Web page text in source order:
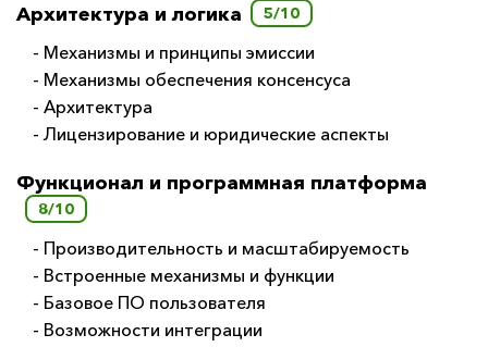
Архитектура и логика 5/10
- Механизмы и принципы эмиссии
- Механизмы обеспечения консенсуса
- Архитектура
- Лицензирование и юридические аспекты
Функционал и программная платформа
8/10
- Производительность и масштабируемость
- Встроенные механизмы и функции
- Базовое ПО пользователя
- Возможности интеграции